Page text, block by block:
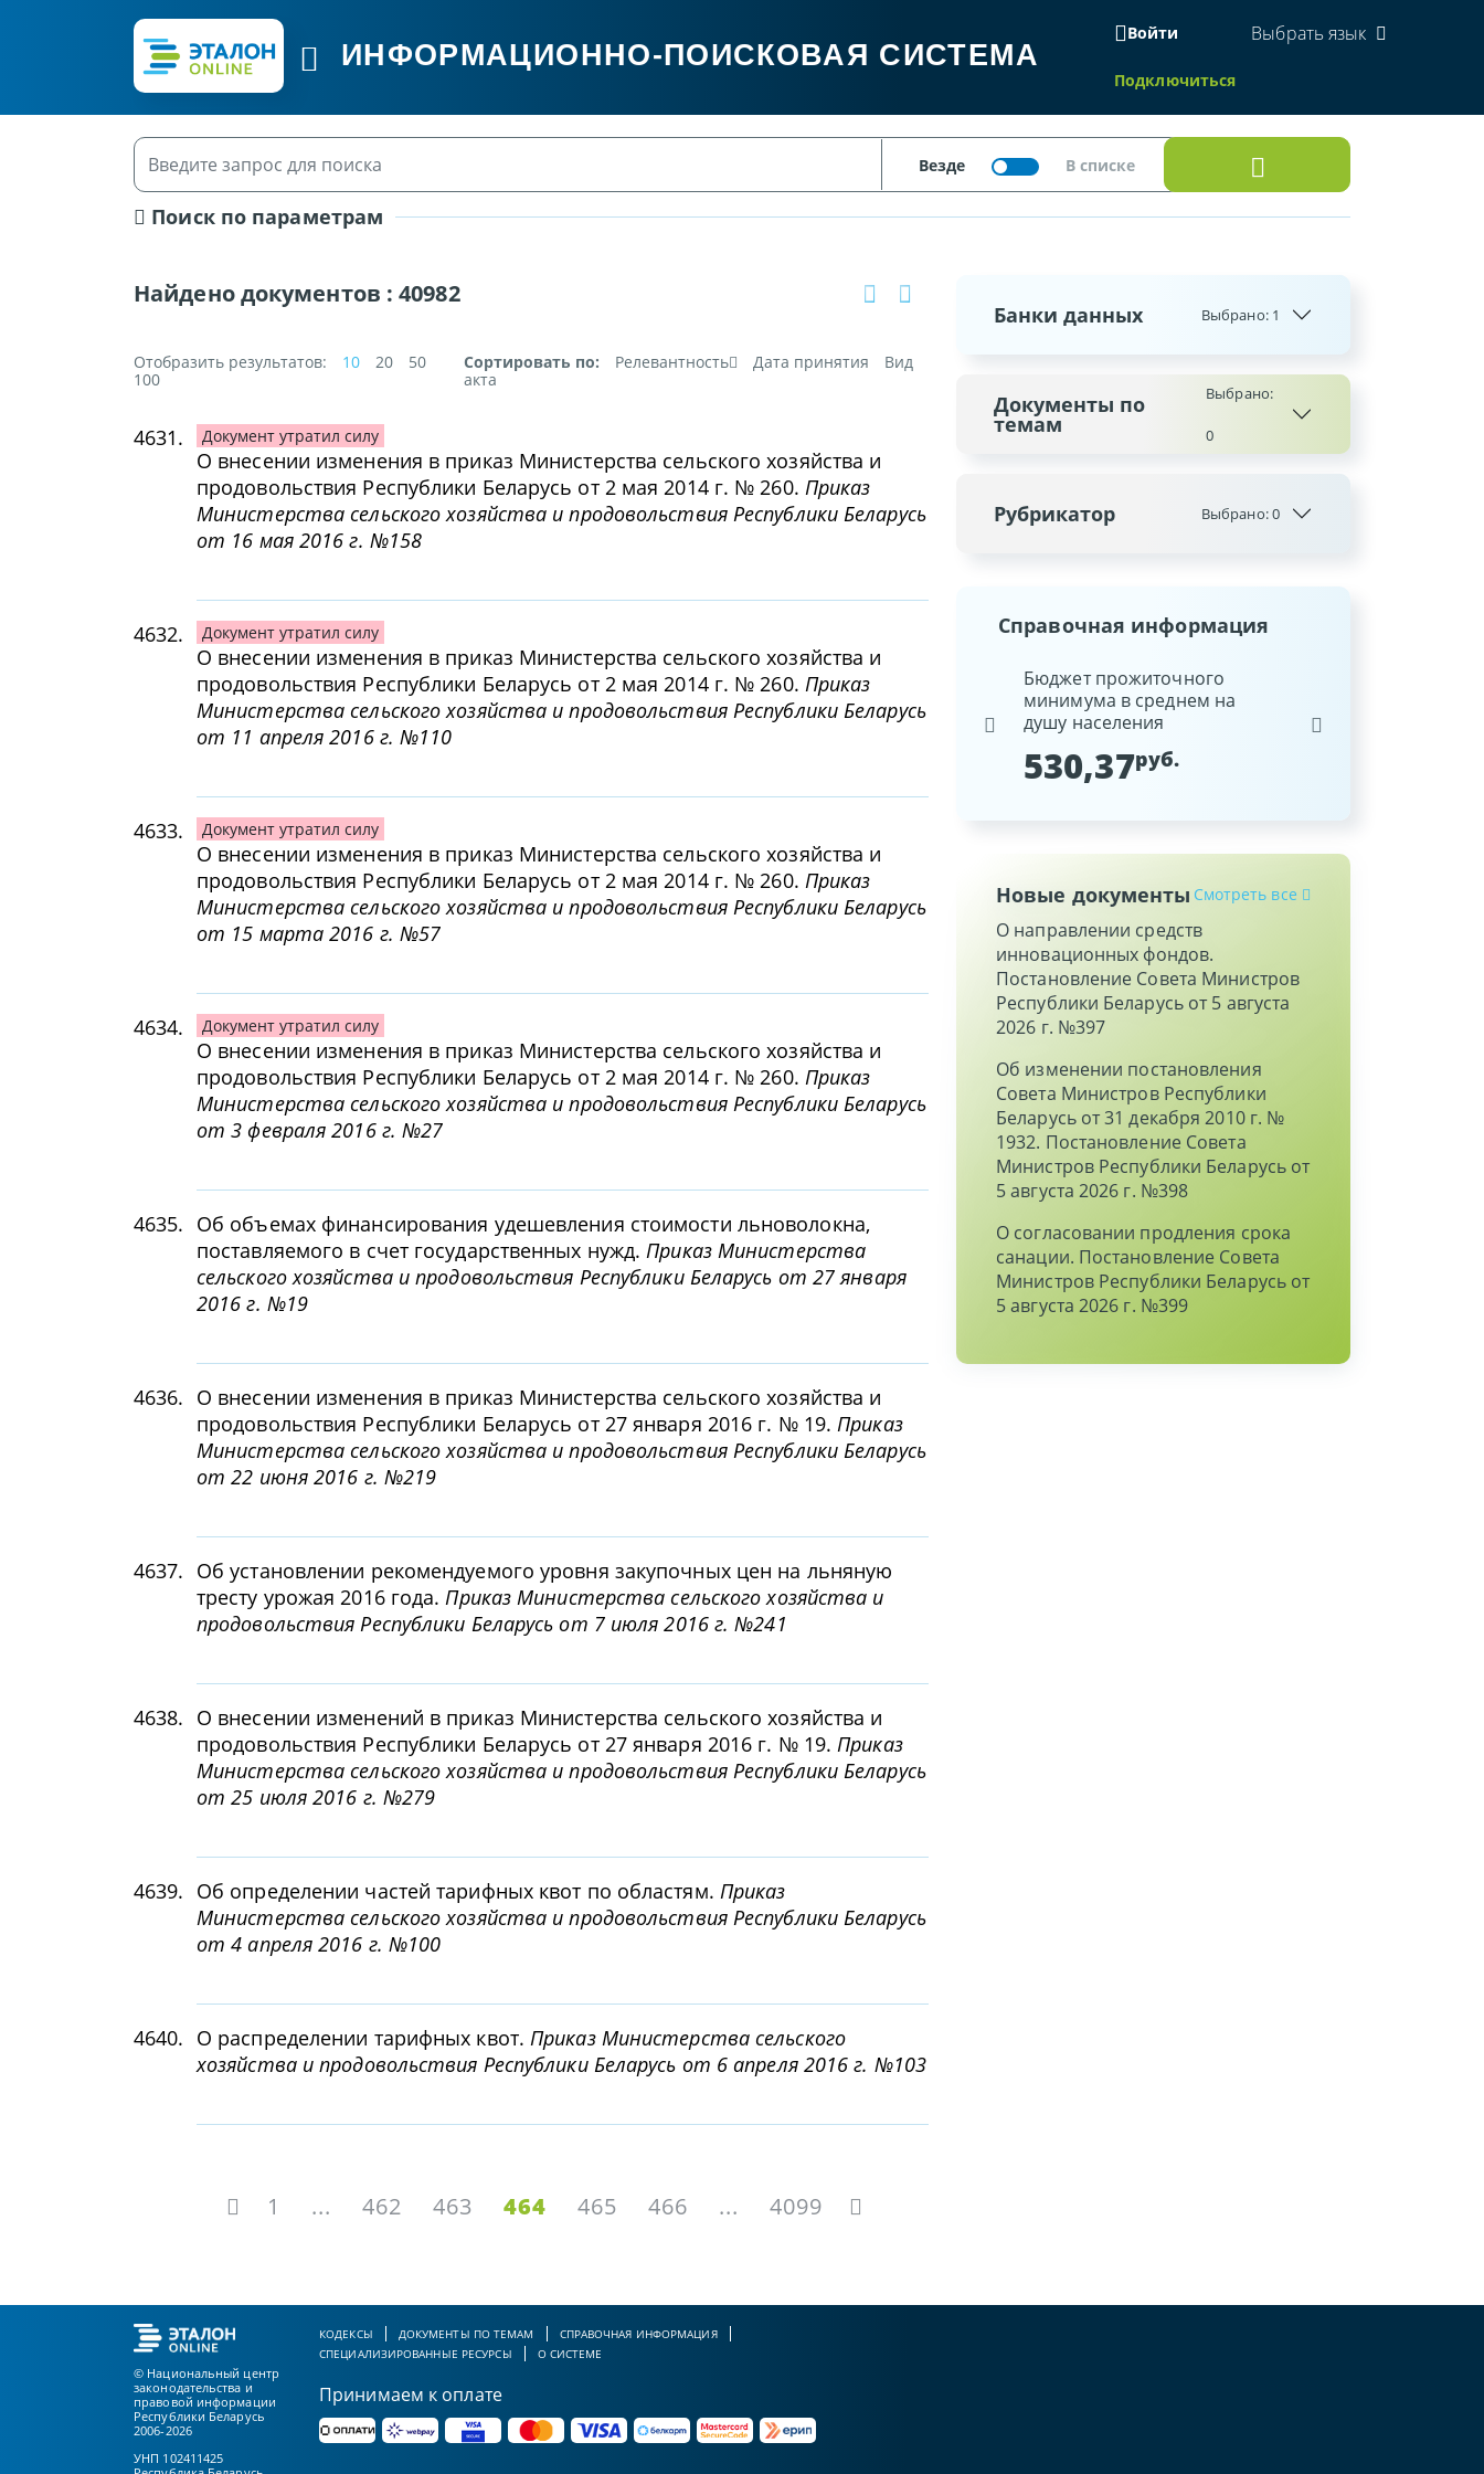
ИНФОРМАЦИОННО-ПОИСКОВАЯ СИСТЕМА
Войти
Подключиться
Выбрать язык
Поиск по параметрам
Найдено документов :40982
Отобразить результатов: 10 20
50
100
Сортировать по: Релевантность Дата принятия
Вид
акта
4631. Документ утратил силу
О внесении изменения в приказ Министерства сельского хозяйства и
продовольствия Республики Беларусь от 2 мая 2014 г. № 260. Приказ
Министерства сельского хозяйства и продовольствия Республики Беларусь
от 16 мая 2016 г. №158
4632. Документ утратил силу
О внесении изменения в приказ Министерства сельского хозяйства и
продовольствия Республики Беларусь от 2 мая 2014 г. № 260. Приказ
Министерства сельского хозяйства и продовольствия Республики Беларусь
от 11 апреля 2016 г. №110
4633. Документ утратил силу
О внесении изменения в приказ Министерства сельского хозяйства и
продовольствия Республики Беларусь от 2 мая 2014 г. № 260. Приказ
Министерства сельского хозяйства и продовольствия Республики Беларусь
от 15 марта 2016 г. №57
4634. Документ утратил силу
О внесении изменения в приказ Министерства сельского хозяйства и
продовольствия Республики Беларусь от 2 мая 2014 г. № 260. Приказ
Министерства сельского хозяйства и продовольствия Республики Беларусь
от 3 февраля 2016 г. №27
4635. Об объемах финансирования удешевления стоимости льноволокна,
поставляемого в счет государственных нужд.Приказ Министерства
сельского хозяйства и продовольствия Республики Беларусь от 27 января
2016 г. №19
4636. О внесении изменения в приказ Министерства сельского хозяйства и
продовольствия Республики Беларусь от 27 января 2016 г. № 19.Приказ
Министерства сельского хозяйства и продовольствия Республики Беларусь
от 22 июня 2016 г. №219
4637. Об установлении рекомендуемого уровня закупочных цен на льняную
тресту урожая 2016 года.Приказ Министерства сельского хозяйства и
продовольствия Республики Беларусь от 7 июля 2016 г. №241
4638. О внесении изменений в приказ Министерства сельского хозяйства и
продовольствия Республики Беларусь от 27 января 2016 г. № 19.Приказ
Министерства сельского хозяйства и продовольствия Республики Беларусь
от 25 июля 2016 г. №279
4639. Об определении частей тарифных квот по областям. Приказ
Министерства сельского хозяйства и продовольствия Республики Беларусь
от 4 апреля 2016 г. №100
4640. О распределении тарифных квот.Приказ Министерства сельского
хозяйства и продовольствия Республики Беларусь от 6 апреля 2016 г. №103
1 ... 462 463 464 465 466 ... 4099
Банки данных Выбрано: 1
Документы по
темам
Выбрано:
0
Рубрикатор Выбрано:0
Справочная информация
Базовая арендная величина
20,03руб.
Бюджет прожиточного
минимума в среднем на
душу населения
530,37руб.
Республики Беларусь
Новые документы Смотреть все
О направлении средств
инновационных фондов.
Постановление Совета Министров
Республики Беларусь от 5 августа
2026 г. №397
Об изменении постановления
Совета Министров Республики
Беларусь от 31 декабря 2010 г. №
1932. Постановление Совета
Министров Республики Беларусь от
5 августа 2026 г. №398
О согласовании продления срока
санации. Постановление Совета
Министров Республики Беларусь от
5 августа 2026 г. №399
© Национальный центр
законодательства и
правовой информации
Республики Беларусь
2006-2026
УНП 102411425
КОДЕКСЫ ДОКУМЕНТЫ ПО ТЕМАМ
СПРАВОЧНАЯ ИНФОРМАЦИЯ
СПЕЦИАЛИЗИРОВАННЫЕ РЕСУРСЫ
О СИСТЕМЕ
Принимаем к оплате